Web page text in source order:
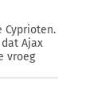
Cyprioten.
Ajax
vroeg